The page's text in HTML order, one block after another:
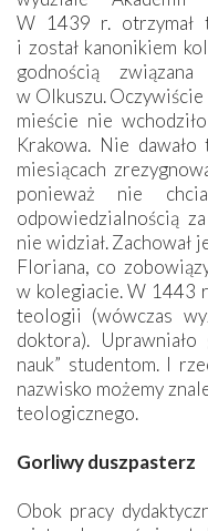
W 1439 r. otrzymał
i został kanonikiem
godnością
w Olkuszu.
mieście nie
Krakowa. Nie
miesiącach
ponieważ nie
odpowiedzialnością
nie widział. Zachował
Floriana, co
w kolegiacie. W 1443
teologii (wówczas
doktora).
nauk” studentom. I
nazwisko możemy
teologicznego.
Gorliwy duszpasterz
Obok pracy